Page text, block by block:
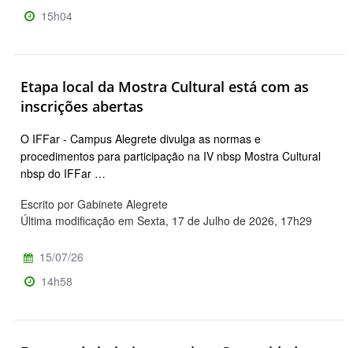
15h04
Etapa local da Mostra Cultural está com as
inscrições abertas
O IFFar - Campus Alegrete divulga as normas e
procedimentos para participação na IV nbsp Mostra Cultural
nbsp do IFFar …
Escrito por Gabinete Alegrete
Última modificação em Sexta, 17 de Julho de 2026, 17h29
15/07/26
14h58